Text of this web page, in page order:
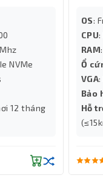
NVMe
12 tháng
OS:
CPU
RAM
Ổ
VGA:
Bảo
Hỗ